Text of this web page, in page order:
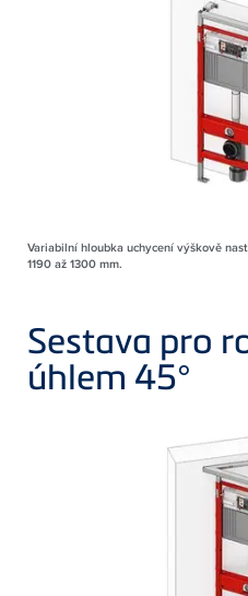
Variabilní hloubka uchycení výškově
1190 až 1300 mm.
Sestava pro
úhlem 45°